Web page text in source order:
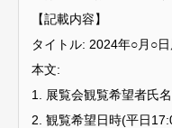
【記載内容】
タイトル: 2024年○月○
本文:
1. 展覧会観覧希望者氏
2. 観覧希望日時(平日